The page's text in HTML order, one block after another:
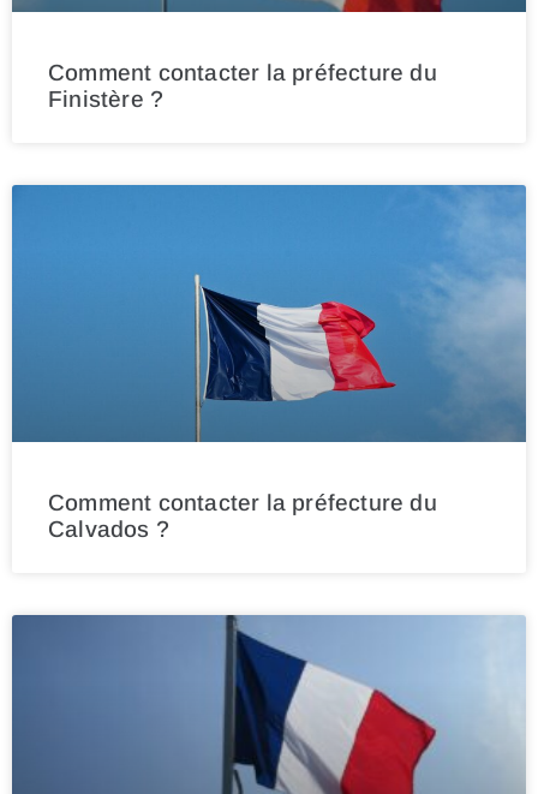
Comment contacter la préfecture du
Finistère ?
Comment contacter la préfecture du
Calvados ?